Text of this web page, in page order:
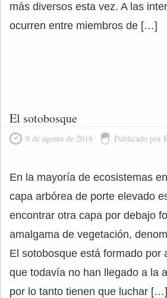
más diversos esta vez. A las
ocurren entre miembros de […]
El sotobosque
9 de agosto de 2016 Publicado por
En la mayoría de ecosistemas
capa arbórea de porte elevado
encontrar otra capa por debajo
amalgama de vegetación,
El sotobosque está formado por
que todavía no han llegado a la
por lo tanto tienen que luchar […]